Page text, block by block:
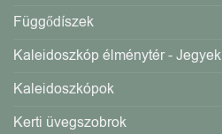
Függődíszek
Kaleidoszkóp élménytér - Jegyek
Kaleidoszkópok
Kerti üvegszobrok